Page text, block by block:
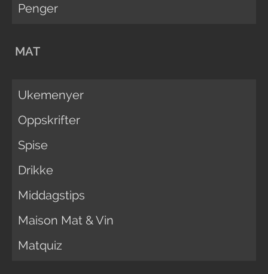
Penger
MAT
Ukemenyer
Oppskrifter
Spise
Drikke
Middagstips
Maison Mat & Vin
Matquiz